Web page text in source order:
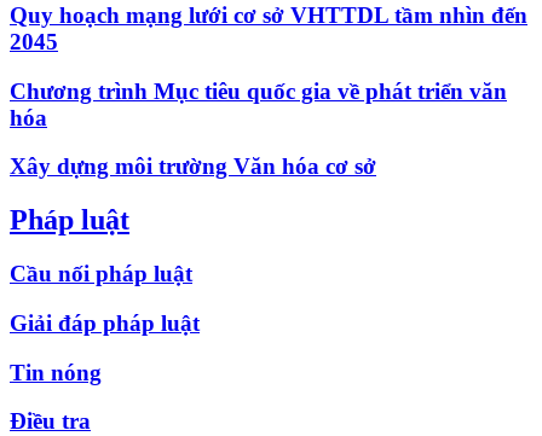
Quy hoạch mạng lưới cơ sở VHTTDL tầm nhìn đến
2045
Chương trình Mục tiêu quốc gia về phát triển văn
hóa
Xây dựng môi trường Văn hóa cơ sở
Pháp luật
Cầu nối pháp luật
Giải đáp pháp luật
Tin nóng
Điều tra